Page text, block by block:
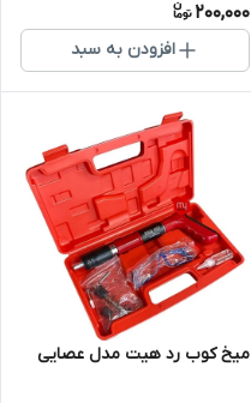
200,000
افزودن به سبد
میخ کوب رد هیت مدل عصایی